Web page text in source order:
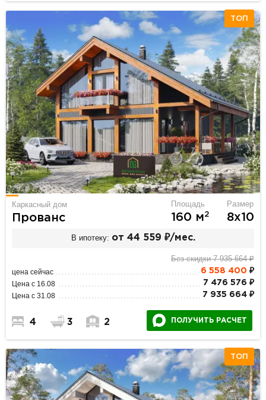
ТОП
Каркасный дом
Прованс
Площадь
160 м2
Размер
8х10
В ипотеку: от 44 559 ₽/мес.
Без скидки 7 935 664 ₽
цена сейчас 6 558 400 ₽
Цена с 16.08 7 476 576 ₽
Цена с 31.08 7 935 664 ₽
4 3 2 ПОЛУЧИТЬ РАСЧЕТ
ТОП